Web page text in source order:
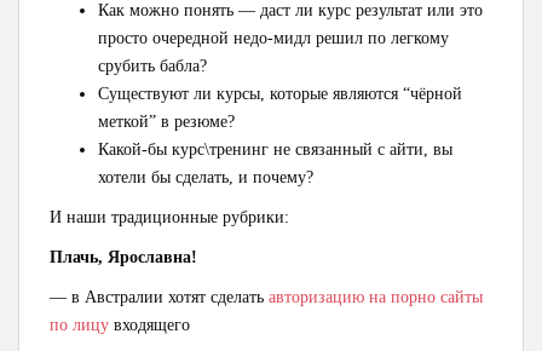
Как можно понять — даст ли курс результат или это
просто очередной недо-мидл решил по легкому
срубить бабла?
Существуют ли курсы, которые являются “чёрной
меткой” в резюме?
Какой-бы курс\тренинг не связанный с айти, вы
хотели бы сделать, и почему?
И наши традиционные рубрики:
Плачь, Ярославна!
— в Австралии хотят сделать авторизацию на порно сайты
по лицу входящего